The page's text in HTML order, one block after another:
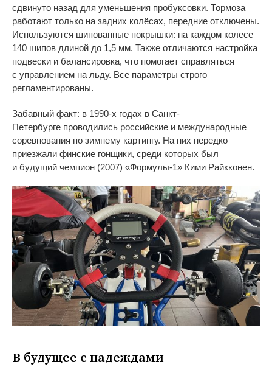
сдвинуто назад для уменьшения пробуксовки. Тормоза
работают только на задних колёсах, передние отключены.
Используются шипованные покрышки: на каждом колесе
140 шипов длиной до 1,5 мм. Также отличаются настройка
подвески и балансировка, что помогает справляться
с управлением на льду. Все параметры строго
регламентированы.
Забавный факт: в 1990-х годах в Санкт-
Петербурге проводились российские и международные
соревнования по зимнему картингу. На них нередко
приезжали финские гонщики, среди которых был
и будущий чемпион (2007) «Формулы-1» Кими Райкконен.
В будущее с надеждами